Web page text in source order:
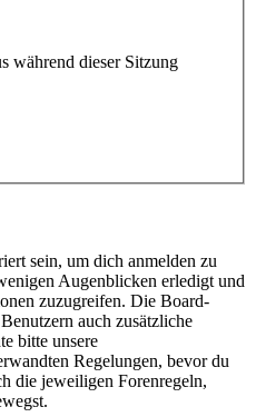
während dieser Sitzung
sein, um dich anmelden zu
Augenblicken erledigt und
zuzugreifen. Die Board-
auch zusätzliche
bitte unsere
Regelungen, bevor du
die jeweiligen Forenregeln,